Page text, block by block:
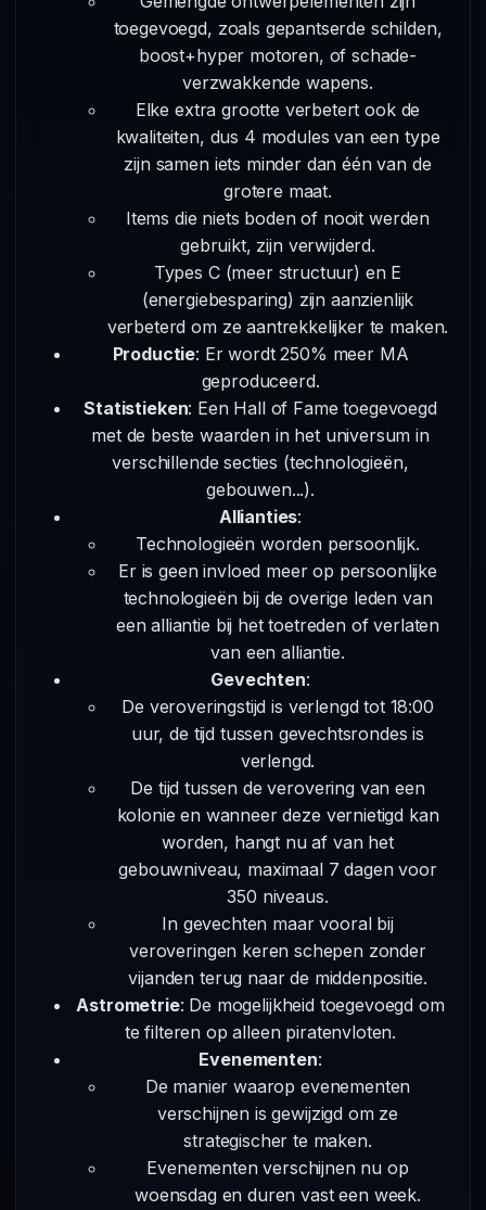
toegevoegd, zoals gepantserde schilden,
boost+hyper motoren, of schade-
verzwakkende wapens.
Elke extra grootte verbetert ook de
kwaliteiten, dus 4 modules van een type
zijn samen iets minder dan één van de
grotere maat.
Items die niets boden of nooit werden
gebruikt, zijn verwijderd.
Types C (meer structuur) en E
(energiebesparing) zijn aanzienlijk
verbeterd om ze aantrekkelijker te maken.
Productie: Er wordt 250% meer MA
geproduceerd.
Statistieken: Een Hall of Fame toegevoegd
met de beste waarden in het universum in
verschillende secties (technologieën,
gebouwen...).
Allianties:
Technologieën worden persoonlijk.
Er is geen invloed meer op persoonlijke
technologieën bij de overige leden van
een alliantie bij het toetreden of verlaten
van een alliantie.
Gevechten:
De veroveringstijd is verlengd tot 18:00
uur, de tijd tussen gevechtsrondes is
verlengd.
De tijd tussen de verovering van een
kolonie en wanneer deze vernietigd kan
worden, hangt nu af van het
gebouwniveau, maximaal 7 dagen voor
350 niveaus.
In gevechten maar vooral bij
veroveringen keren schepen zonder
vijanden terug naar de middenpositie.
Astrometrie: De mogelijkheid toegevoegd om
te filteren op alleen piratenvloten.
Evenementen:
De manier waarop evenementen
verschijnen is gewijzigd om ze
strategischer te maken.
Evenementen verschijnen nu op
woensdag en duren vast een week.